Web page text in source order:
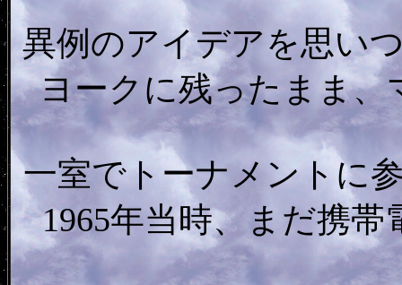
異例のアイデアを思い
ヨークに残ったまま
一室でトーナメントに
1965年当時、まだ携